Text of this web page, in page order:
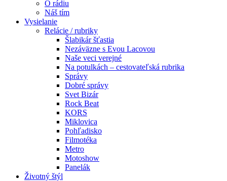
O rádiu
Náš tím
Vysielanie
Relácie / rubriky
Šlabikár šťastia
Nezáväzne s Evou Lacovou
Naše veci verejné
Na potulkách – cestovateľská rubrika
Správy
Dobré správy
Svet Bizár
Rock Beat
KORS
Miklovica
Pohľadisko
Filmotéka
Metro
Motoshow
Panelák
Životný štýl